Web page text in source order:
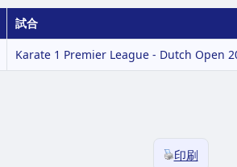
試合
Karate 1 Premier League - Dutch Open
印刷